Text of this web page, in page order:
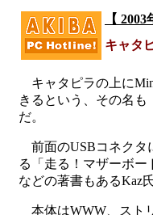
【 2003
キャタ
キャタピラの上に
きるという、その名
だ。
前面のUSBコネクタ
る「走る！マザーボー
などの著書もあるKaz
本体はWWW、スト